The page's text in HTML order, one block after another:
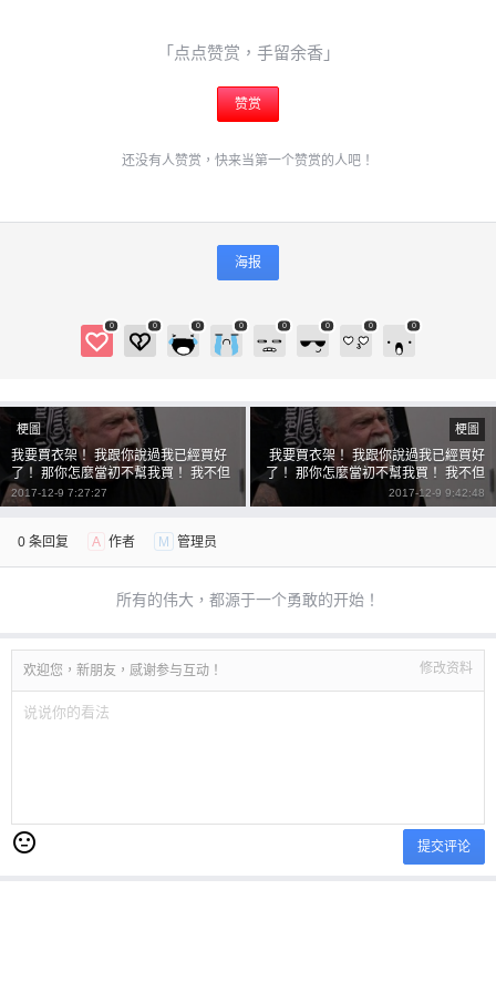
「点点赞赏，手留余香」
赞赏
还没有人赞赏，快来当第一个赞赏的人吧！
海报
0 0 0 0 0 0 0 0
梗圖
我要買衣架！ 我跟你說過我已經買好
了！ 那你怎麼當初不幫我買！ 我不但
幫你買了還幫你買兩次！ 我要買衣
架！
2017-12-9 7:27:27
梗圖
我要買衣架！ 我跟你說過我已經買好
了！ 那你怎麼當初不幫我買！ 我不但
幫妳買了我幫妳買兩次！ 我要買衣
架！
2017-12-9 9:42:48
0 条回复 A 作者 M 管理员
所有的伟大，都源于一个勇敢的开始！
欢迎您，新朋友，感谢参与互动！ 修改资料
提交评论